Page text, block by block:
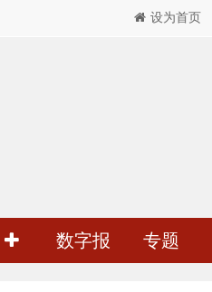
设为首页
数字报 专题